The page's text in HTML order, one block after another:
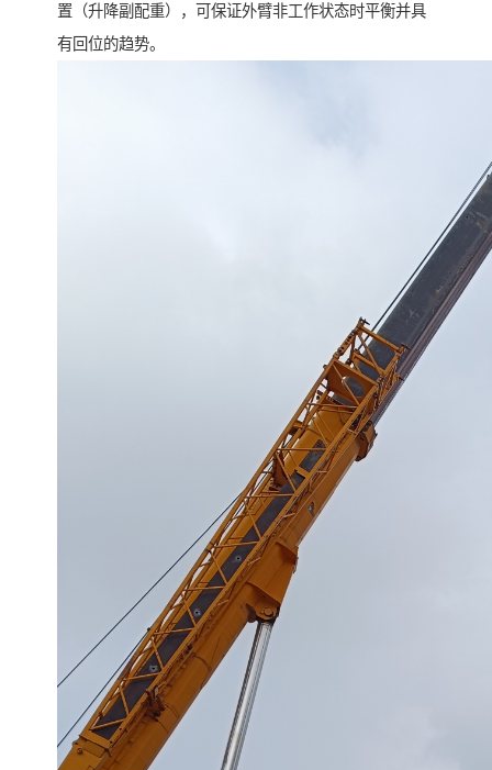
置（升降副配重），可保证外臂非工作状态时平衡并具
有回位的趋势。